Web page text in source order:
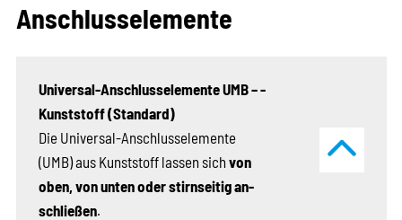
Anschlusselemente
Universal-Anschlusselemente UMB – ­
Kunststoff (Standard)
Die Universal-Anschlusselemente
(UMB) aus Kunststoff ­lassen sich von
oben, von unten oder stirnseitig ­­an­
schließen.